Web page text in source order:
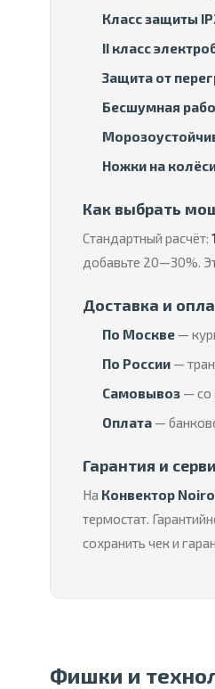
Класс защиты
II класс
Защита от
Бесшумная
Ножки на
Как выбрать
Стандартный расчёт:
добавьте 20—30%.
Доставка и
По Москве —
По России —
Самовывоз — со
Оплата —
Гарантия и
На Конвектор
термостат.
сохранить чек и
Фишки и